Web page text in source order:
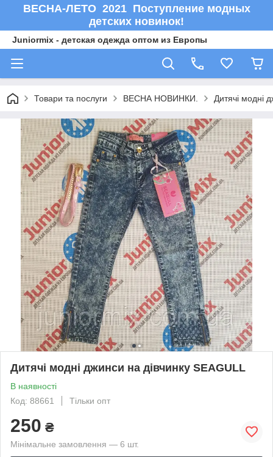
ВЕСНА-ЛЕТО 2021 Поступление модных
детских новинок!
Juniormix - детская одежда оптом из Европы
Товари та послуги ВЕСНА НОВИНКИ. Дитячі модні
Дитячі модні джинси на дівчинку SEAGULL
В наявності
Код: 88661
Тільки опт
250 ₴
Мінімальне замовлення — 6 шт.